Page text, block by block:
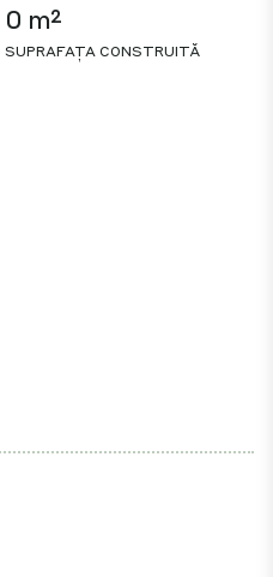
0 m²
SUPRAFAȚA CONSTRUITĂ